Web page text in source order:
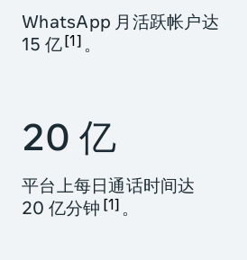
WhatsApp 月活跃帐户达
15 亿 1 。
20 亿
平台上每日通话时间达
20 亿分钟 1 。